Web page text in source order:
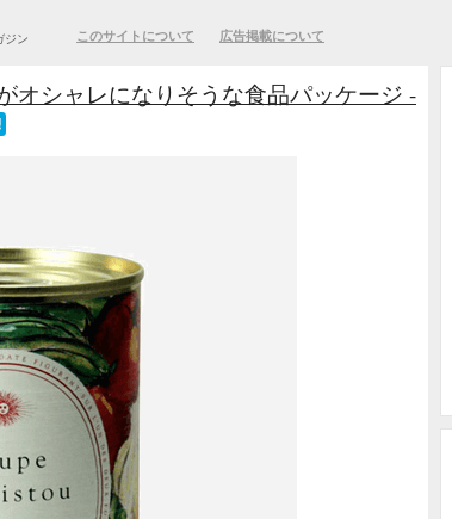
ジン このサイトについて 広告掲載について
オシャレになりそうな食品パッケージ -